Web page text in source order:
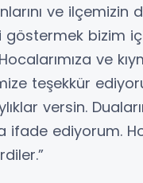
ve ilçemizin
göstermek bizim
ve
teşekkür
versin.
ifade ediyorum.